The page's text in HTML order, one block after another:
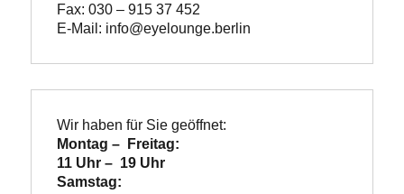
Fax: 030 – 915 37 452
E-Mail: info@eyelounge.berlin
Wir haben für Sie geöffnet:
Montag –  Freitag:
11 Uhr –  19 Uhr
Samstag: